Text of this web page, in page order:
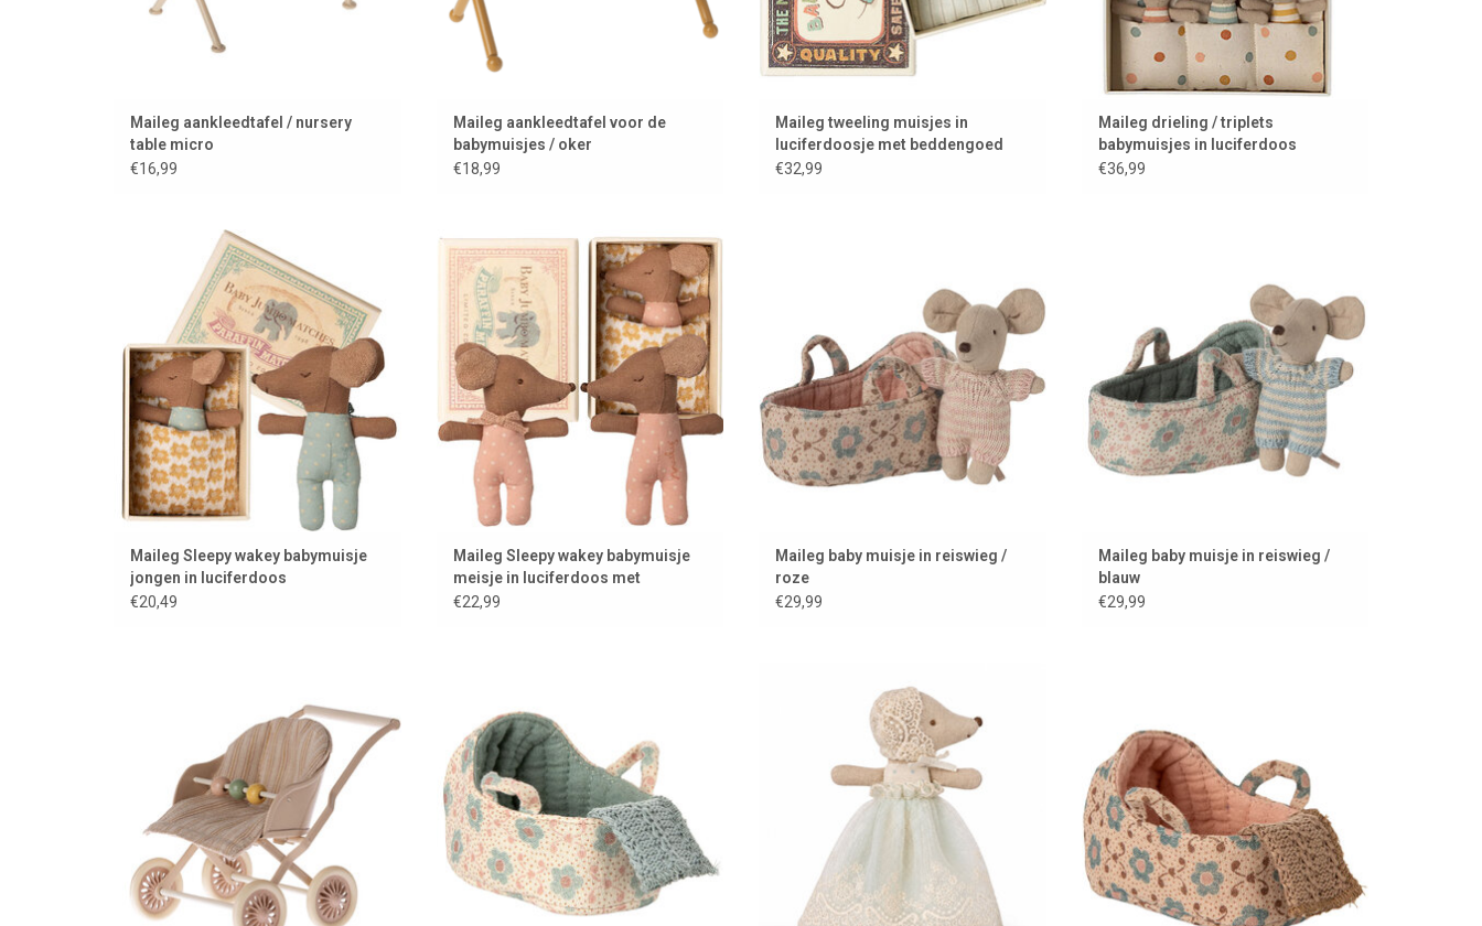
Maileg aankleedtafel / nursery
table micro
€16,99
Maileg aankleedtafel voor de
babymuisjes / oker
€18,99
Maileg tweeling muisjes in
luciferdoosje met beddengoed
€32,99
Maileg drieling / triplets
babymuisjes in luciferdoos
€36,99
Babymuisje in luciferdoosje van Maileg
TOEVOEGEN AAN WINKELWAGEN
Maileg Sleepy wakey babymuisje
jongen in luciferdoos
€20,49
Babymuisje in luciferdoosje van Maileg
TOEVOEGEN AAN WINKELWAGEN
Maileg Sleepy wakey babymuisje
meisje in luciferdoos met
beddengoed
€22,99
TOEVOEGEN AAN WINKELWAGEN
Maileg baby muisje in reiswieg /
roze
€29,99
TOEVOEGEN AAN WINKELWAGEN
Maileg baby muisje in reiswieg /
blauw
€29,99
TOEVOEGEN AAN WINKELWAGEN
TOEVOEGEN AAN WINKELWAGEN